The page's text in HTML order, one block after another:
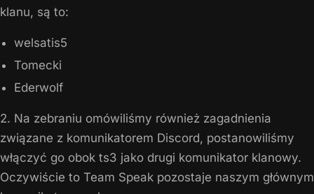
klanu, są to:
welsatis5
Tomecki
Ederwolf
2. Na zebraniu omówiliśmy również zagadnienia
związane z komunikatorem Discord, postanowiliśmy
włączyć go obok ts3 jako drugi komunikator klanowy.
Oczywiście to Team Speak pozostaje naszym głównym